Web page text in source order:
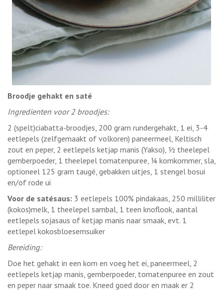
Broodje gehakt en saté
Ingredienten voor 2 broodjes:
2 (spelt)ciabatta-broodjes, 200 gram rundergehakt, 1 ei, 3-4
eetlepels (zelfgemaakt of volkoren) paneermeel, Keltisch
zout en peper, 2 eetlepels ketjap manis (Yakso), ½ theelepel
gemberpoeder, 1 theelepel tomatenpuree, ¼ komkommer, sla,
optioneel 125 gram taugé, gebakken uitjes, 1 stengel bosui
en/of rode ui
Voor de satésaus: 3 eetlepels 100% pindakaas, 250 milliliter
(kokos)melk, 1 theelepel sambal, 1 teen knoflook, aantal
eetlepels sojasaus of ketjap manis naar smaak, evt. 1
eetlepel kokosbloesemsuiker
Bereiding:
Doe het gehakt in een kom en voeg het ei, paneermeel, 2
eetlepels ketjap manis, gemberpoeder, tomatenpuree en zout
en peper naar smaak toe. Kneed goed door en maak er 2